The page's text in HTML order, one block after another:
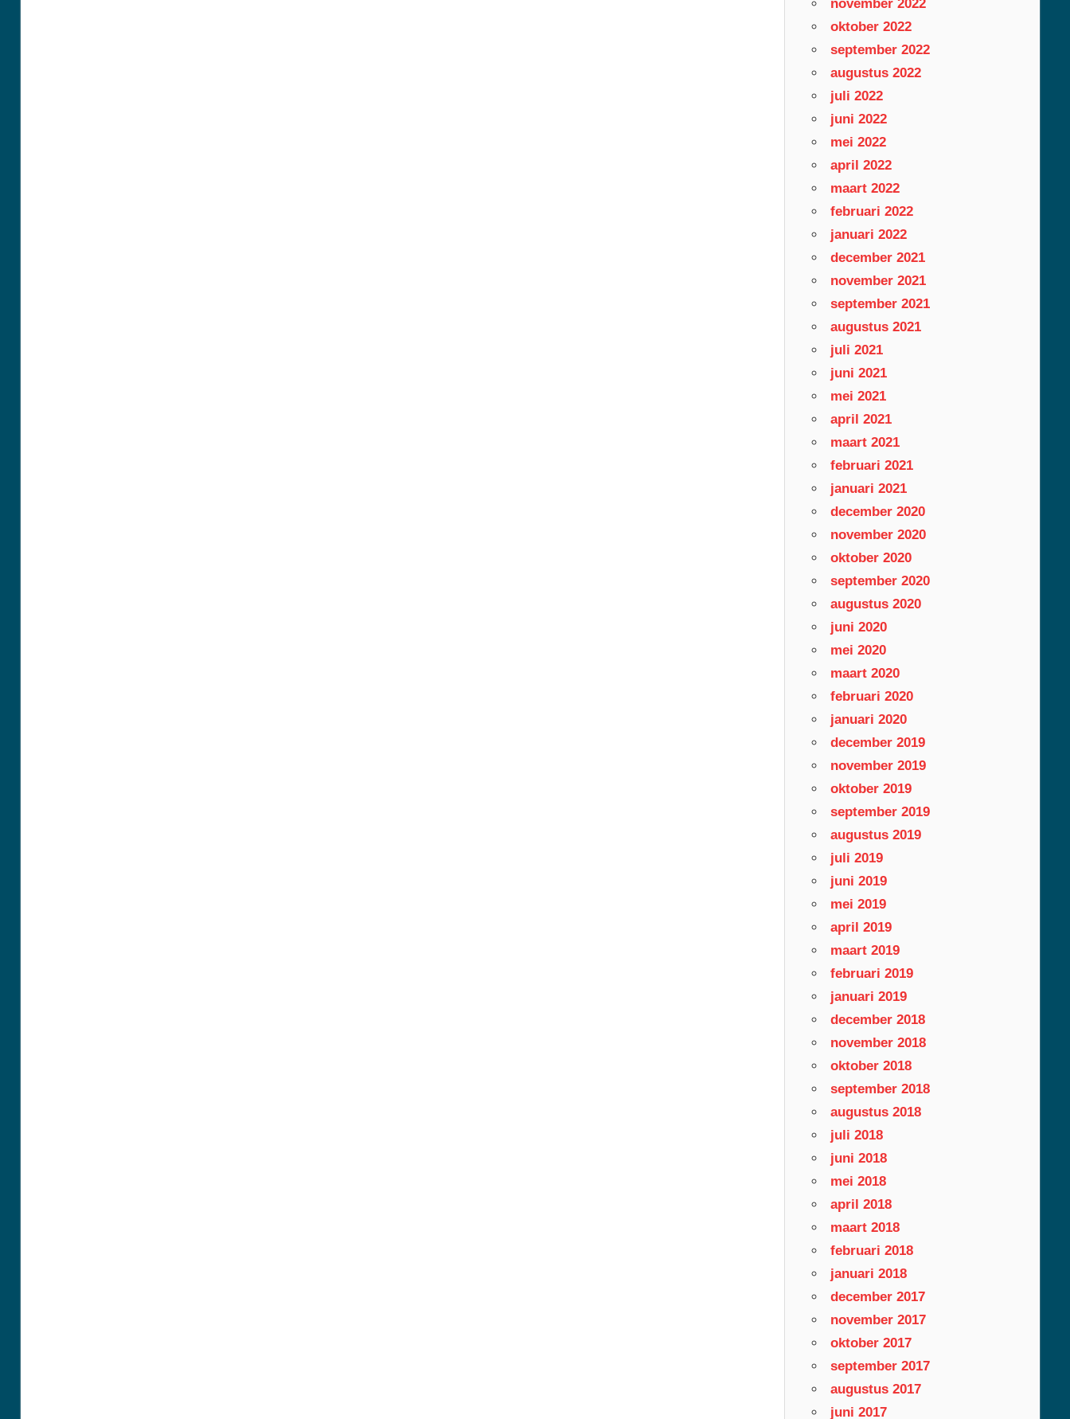
november 2022
oktober 2022
september 2022
augustus 2022
juli 2022
juni 2022
mei 2022
april 2022
maart 2022
februari 2022
januari 2022
december 2021
november 2021
september 2021
augustus 2021
juli 2021
juni 2021
mei 2021
april 2021
maart 2021
februari 2021
januari 2021
december 2020
november 2020
oktober 2020
september 2020
augustus 2020
juni 2020
mei 2020
maart 2020
februari 2020
januari 2020
december 2019
november 2019
oktober 2019
september 2019
augustus 2019
juli 2019
juni 2019
mei 2019
april 2019
maart 2019
februari 2019
januari 2019
december 2018
november 2018
oktober 2018
september 2018
augustus 2018
juli 2018
juni 2018
mei 2018
april 2018
maart 2018
februari 2018
januari 2018
december 2017
november 2017
oktober 2017
september 2017
augustus 2017
juni 2017